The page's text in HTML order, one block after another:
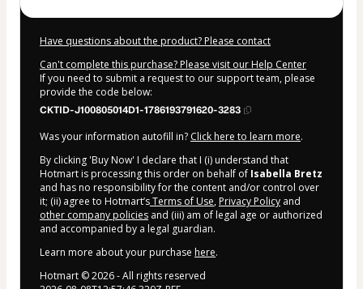
Have questions about the product? Please contact
Can't complete this purchase? Please visit our Help Center
If you need to submit a request to our support team, please
provide the code below:
CKTID-J100805014D1-1786193791620-3283
Was your information autofill in? Click here to learn more.
By clicking 'Buy Now' I declare that I (i) understand that
Hotmart is processing this order on behalf of Isabella Bretz
and has no responsibility for the content and/or control over
it; (ii) agree to Hotmart’sTerms of Use, Privacy Policy and
other company policies and (iii) am of legal age or authorized
and accompanied by a legal guardian.
Learn more about your purchase here.
Hotmart ©2026- All rights reserved